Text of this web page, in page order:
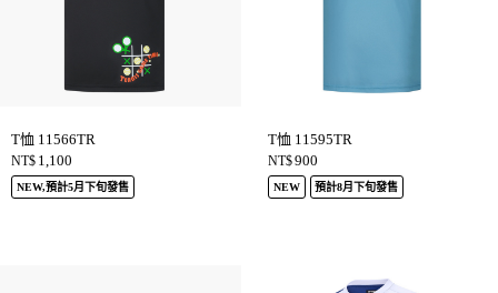
T恤 11566TR
NT$ 1,100
NEW,預計5月下旬發售
T恤 11595TR
NT$900
NEW 預計8月下旬發售